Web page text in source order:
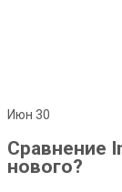
Июн 30
Сравнение
нового?